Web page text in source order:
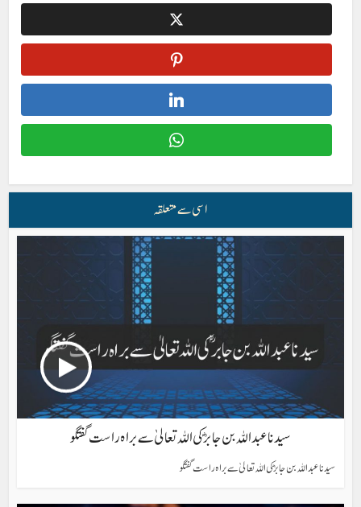
اسی سے متعلقہ
سیدنا عبد اللہ بن جابرؓ کی اللہ تعالیٰ سے براہ راست گفتگو
سیدنا عبد اللہ بن جابرؓ کی اللہ تعالیٰ سے براہ راست گفتگو